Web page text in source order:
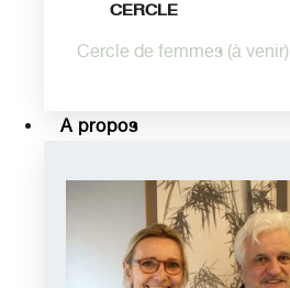
CERCLE
Cercle de femmes (à venir)
A propos